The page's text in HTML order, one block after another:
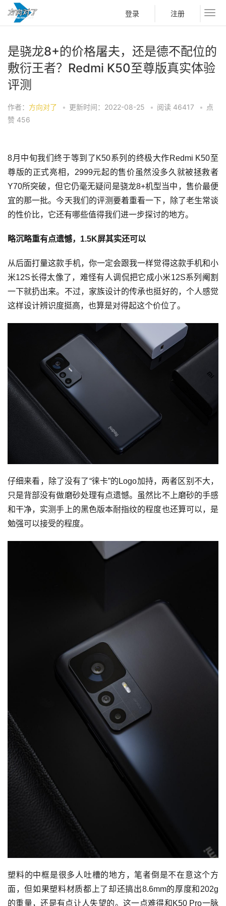
登录 注册
是骁龙8+的价格屠夫，还是德不配位的
敷衍王者？Redmi K50至尊版真实体验
评测
作者： 方向对了 • 更新时间：2022-08-25 • 阅读 46417 • 点
赞 456
8月中旬我们终于等到了K50系列的终极大作Redmi K50至
尊版的正式亮相，2999元起的售价虽然没多久就被拯救者
Y70所突破，但它仍毫无疑问是骁龙8+机型当中，售价最便
宜的那一批。今天我们的评测要着重看一下，除了老生常谈
的性价比，它还有哪些值得我们进一步探讨的地方。
略沉略重有点遗憾，1.5K屏其实还可以
从后面打量这款手机，你一定会跟我一样觉得这款手机和小
米12S长得太像了，难怪有人调侃把它成小米12S系列阉割
一下就扔出来。不过，家族设计的传承也挺好的，个人感觉
这样设计辨识度挺高，也算是对得起这个价位了。
仔细来看，除了没有了“徕卡”的Logo加持，两者区别不大，
只是背部没有做磨砂处理有点遗憾。虽然比不上磨砂的手感
和干净，实测手上的黑色版本耐指纹的程度也还算可以，是
勉强可以接受的程度。
塑料的中框是很多人吐槽的地方，笔者倒是不在意这个方
面，但如果塑料材质都上了却还搞出8.6mm的厚度和202g
的重量，还是有点让人失望的。这一点难得和K50 Pro一脉